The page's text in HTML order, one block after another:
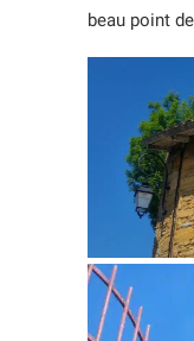
beau point